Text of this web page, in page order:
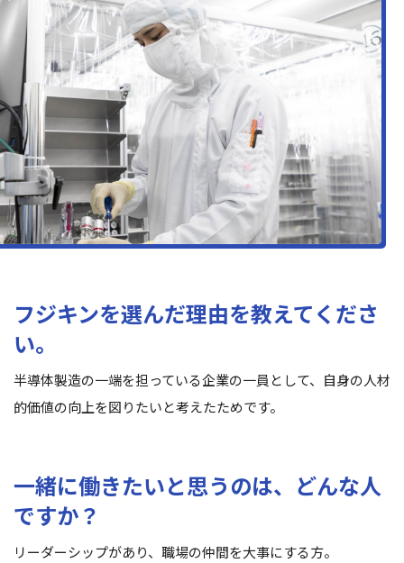
フジキンを選んだ理由を教えてくださ
い。
半導体製造の一端を担っている企業の一員として、自身の人材
的価値の向上を図りたいと考えたためです。
一緒に働きたいと思うのは、どんな人
ですか？
リーダーシップがあり、職場の仲間を大事にする方。